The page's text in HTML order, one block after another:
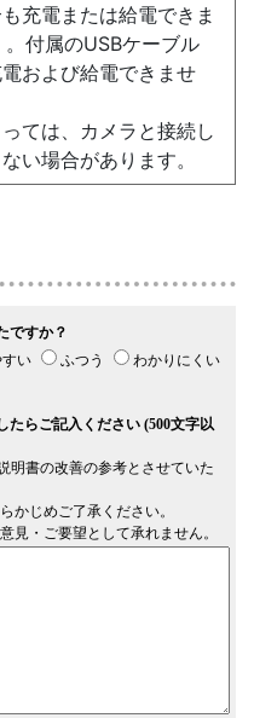
充電または給電できま
。付属のUSBケーブル
および給電できませ
ては、カメラと接続し
い場合があります。